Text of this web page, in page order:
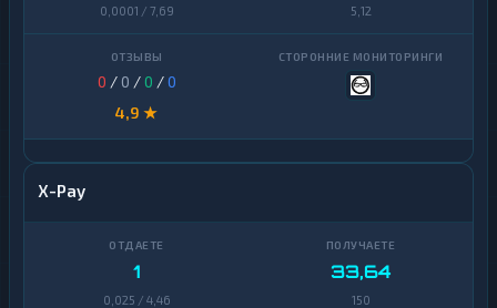
0,0001 / 7,69 5,12
0 / 0 /0 /0
4,9 ★
X-Pay
1
0,025 / 4,46
33,64
150